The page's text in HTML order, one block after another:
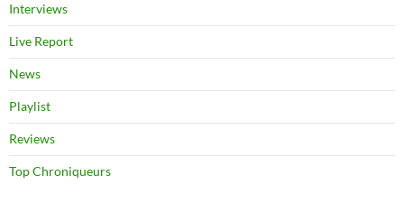
Interviews
Live Report
News
Playlist
Reviews
Top Chroniqueurs